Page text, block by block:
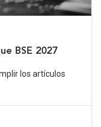
BSE 2027
los artículos